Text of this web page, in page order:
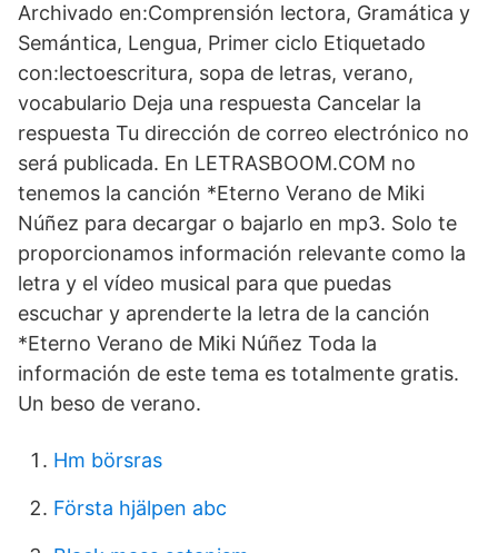
Archivado en:Comprensión lectora, Gramática y
Semántica, Lengua, Primer ciclo Etiquetado
con:lectoescritura, sopa de letras, verano,
vocabulario Deja una respuesta Cancelar la
respuesta Tu dirección de correo electrónico no
será publicada. En LETRASBOOM.COM no
tenemos la canción *Eterno Verano de Miki
Núñez para decargar o bajarlo en mp3. Solo te
proporcionamos información relevante como la
letra y el vídeo musical para que puedas
escuchar y aprenderte la letra de la canción
*Eterno Verano de Miki Núñez Toda la
información de este tema es totalmente gratis.
Un beso de verano.
Hm börsras
Första hjälpen abc